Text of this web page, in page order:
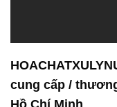
cung cấp /